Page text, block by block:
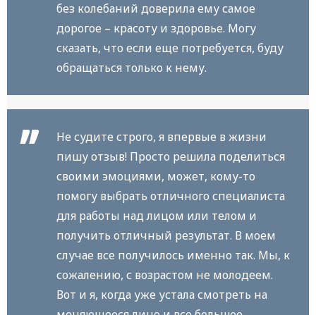
без колебаний доверила ему самое
дорогое – красоту и здоровье. Могу
сказать, что если еще потребуется, буду
обращаться только к нему.
Не судите строго, я впервые в жизни
пишу отзыв! Просто решила поделиться
своими эмоциями, может, кому-то
помогу выбрать отличного специалиста
для работы над лицом или телом и
получить отличный результат. В моем
случае все получилось именно так. Мы, к
сожалению, с возрастом не молодеем.
Вот и я, когда уже устала смотреть на